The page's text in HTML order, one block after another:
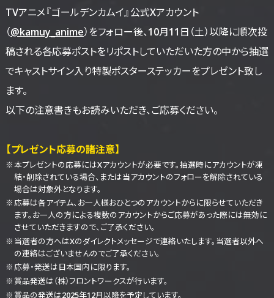
TVアニメ『ゴールデンカムイ』公式Xアカウント
（@kamuy_anime）をフォロー後、10月11日（土）以降に順次投
稿される各応募ポストをリポストしていただいた方の中から抽選
でキャストサイン入り特製ポスターステッカーをプレゼント致し
ます。
以下の注意書きもお読みいただき、ご応募ください。
【プレゼント応募の諸注意】
本プレゼントの応募にはXアカウントが必要です。抽選時にアカウントが凍
結・削除されている場合、または当アカウントのフォローを解除されている
場合は対象外となります。
応募は各アイテム、お一人様おひとつのアカウントからに限らせていただき
ます。お一人の方による複数のアカウントからご応募があった際には無効に
させていただきますので、ご了承ください。
当選者の方へはXのダイレクトメッセージで連絡いたします。当選者以外へ
の連絡はございませんのでご了承ください。
応募・発送は日本国内に限ります。
賞品発送は（株）フロントワークスが行います。
賞品の発送は2025年12月以降を予定しています。